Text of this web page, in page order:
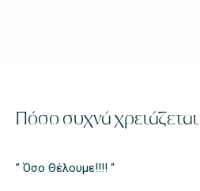
Πόσο συχνά
” Όσο Θέλουμε!!!! “